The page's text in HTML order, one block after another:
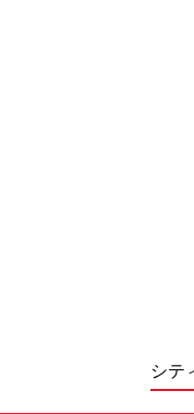
シテ